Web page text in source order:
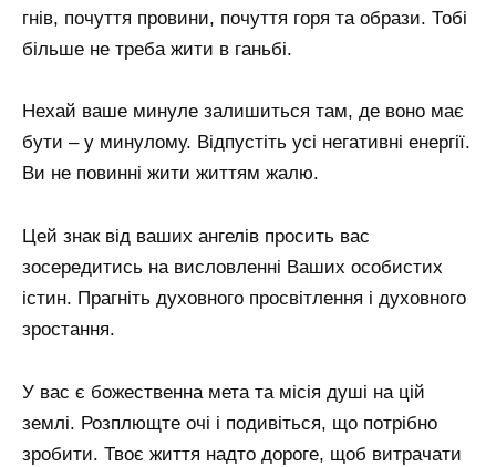
гнів, почуття провини, почуття горя та образи. Тобі
більше не треба жити в ганьбі.
Нехай ваше минуле залишиться там, де воно має
бути – у минулому. Відпустіть усі негативні енергії.
Ви не повинні жити життям жалю.
Цей знак від ваших ангелів просить вас
зосередитись на висловленні Ваших особистих
істин. Прагніть духовного просвітлення і духовного
зростання.
У вас є божественна мета та місія душі на цій
землі. Розплющте очі і подивіться, що потрібно
зробити. Твоє життя надто дороге, щоб витрачати